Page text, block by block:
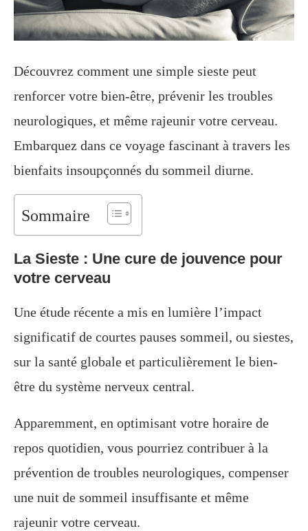
Découvrez comment une simple sieste peut
renforcer votre bien-être, prévenir les troubles
neurologiques, et même rajeunir votre cerveau.
Embarquez dans ce voyage fascinant à travers les
bienfaits insoupçonnés du sommeil diurne.
Sommaire
La Sieste : Une cure de jouvence pour
votre cerveau
Une étude récente a mis en lumière l’impact
significatif de courtes pauses sommeil, ou siestes,
sur la santé globale et particulièrement le bien-
être du système nerveux central.
Apparemment, en optimisant votre horaire de
repos quotidien, vous pourriez contribuer à la
prévention de troubles neurologiques, compenser
une nuit de sommeil insuffisante et même
rajeunir votre cerveau.